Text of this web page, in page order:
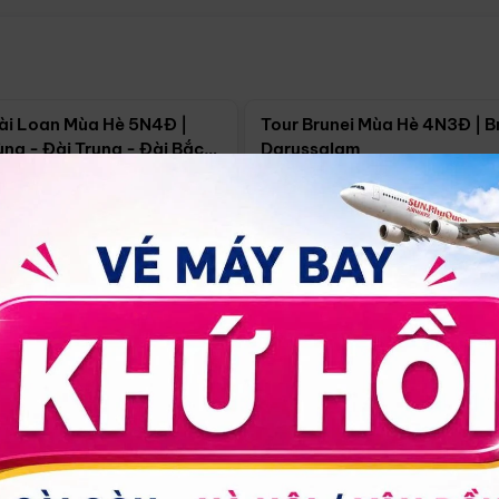
Loan Mùa Hè 5N4Đ |
- Đài Trung - Đài Bắc
18/09
Tour Brunei Mùa Hè 4N3Đ |
Darussalam
Hồ Chí Minh 4N3Đ
30/08 17/09 24/09
14.499.000đ Xem chi